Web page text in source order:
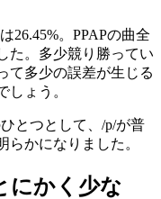
26.45%。PPAPの曲全
た。多少競り勝ってい
て多少の誤差が生じる
しょう。
とつとして、/p/が普
らかになりました。
にかく少な